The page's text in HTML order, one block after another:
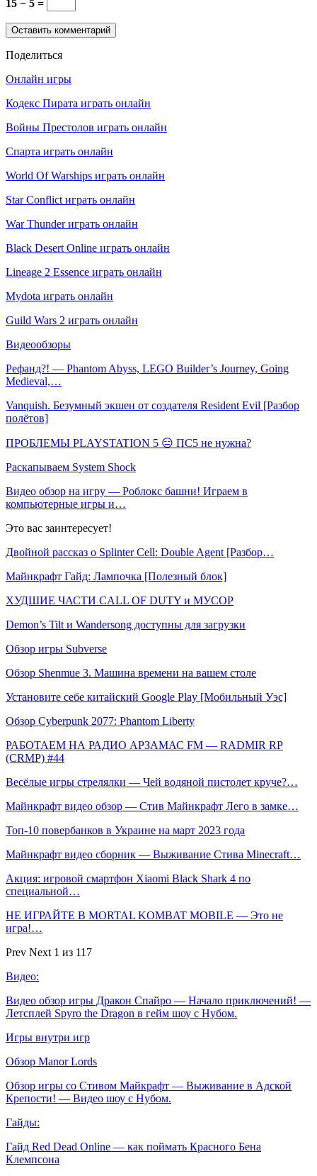
15 − 5 =
Поделиться
Онлайн игры
Кодекс Пирата играть онлайн
Войны Престолов играть онлайн
Спарта играть онлайн
World Of Warships играть онлайн
Star Conflict играть онлайн
War Thunder играть онлайн
Black Desert Online играть онлайн
Lineage 2 Essence играть онлайн
Mydota играть онлайн
Guild Wars 2 играть онлайн
Видеообзоры
Рефанд?! — Phantom Abyss, LEGO Builder’s Journey, Going
Medieval,…
Vanquish. Безумный экшен от создателя Resident Evil [Разбор
полётов]
ПРОБЛЕМЫ PLAYSTATION 5 😑 ПС5 не нужна?
Раскапываем System Shock
Видео обзор на игру — Роблокс башни! Играем в
компьютерные игры и…
Это вас заинтересует!
Двойной рассказ о Splinter Cell: Double Agent [Разбор…
Майнкрафт Гайд: Лампочка [Полезный блок]
ХУДШИЕ ЧАСТИ CALL OF DUTY и МУСОР
Demon’s Tilt и Wandersong доступны для загрузки
Обзор игры Subverse
Обзор Shenmue 3. Машина времени на вашем столе
Установите себе китайский Google Play [Мобильный Уэс]
Обзор Cyberpunk 2077: Phantom Liberty
РАБОТАЕМ НА РАДИО АРЗАМАС FM — RADMIR RP
(CRMP) #44
Весёлые игры стрелялки — Чей водяной пистолет круче?…
Майнкрафт видео обзор — Стив Майнкрафт Лего в замке…
Топ-10 повербанков в Украине на март 2023 года
Майнкрафт видео сборник — Выживание Стива Minecraft…
Акция: игровой смартфон Xiaomi Black Shark 4 по
специальной…
НЕ ИГРАЙТЕ В MORTAL KOMBAT MOBILE — Это не
игра!…
Prev Next 1 из 117
Видео:
Видео обзор игры Дракон Спайро — Начало приключений! —
Летсплей Spyro the Dragon в гейм шоу с Нубом.
Игры внутри игр
Обзор Manor Lords
Обзор игры со Стивом Майкрафт — Выживание в Адской
Крепости! — Видео шоу с Нубом.
Гайды:
Гайд Red Dead Online — как поймать Красного Бена
Клемпсона